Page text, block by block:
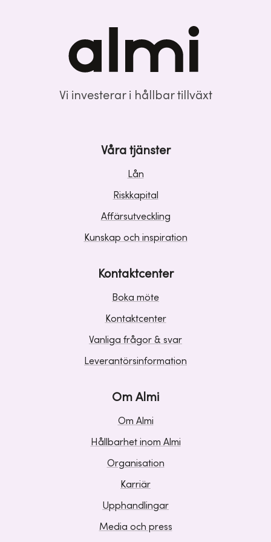
Vi investerar i hållbar tillväxt
Våra tjänster
Lån
Riskkapital
Affärsutveckling
Kunskap och inspiration
Kontaktcenter
Boka möte
Kontaktcenter
Vanliga frågor & svar
Leverantörsinformation
Om Almi
Om Almi
Hållbarhet inom Almi
Organisation
Karriär
Upphandlingar
Media och press